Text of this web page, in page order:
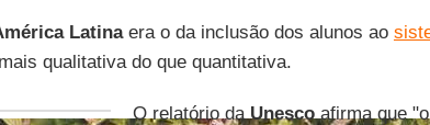
Latinaera o da inclusão dos alunos ao
qualitativa do que quantitativa.
O relatório daUnescoafirma que "o